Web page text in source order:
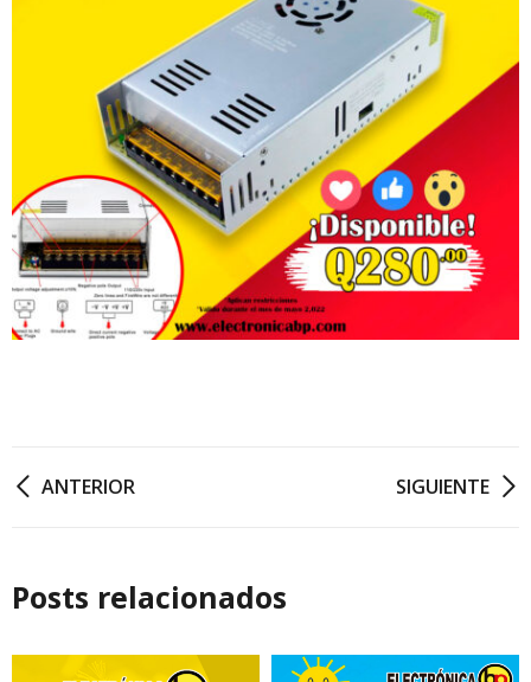
ANTERIOR SIGUIENTE
Posts relacionados